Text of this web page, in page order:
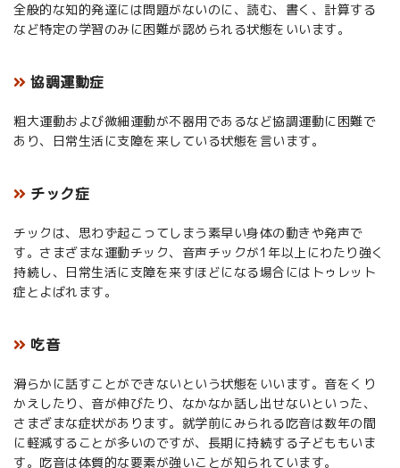
全般的な知的発達には問題がないのに、読む、書く、計算する
など特定の学習のみに困難が認められる状態をいいます。
協調運動症
粗大運動および微細運動が不器用であるなど協調運動に困難で
あり、日常生活に支障を来している状態を言います。
チック症
チックは、思わず起こってしまう素早い身体の動きや発声で
す。さまざまな運動チック、音声チックが1年以上にわたり強く
持続し、日常生活に支障を来すほどになる場合にはトゥレット
症とよばれます。
吃音
滑らかに話すことができないという状態をいいます。音をくり
かえしたり、音が伸びたり、なかなか話し出せないといった、
さまざまな症状があります。就学前にみられる吃音は数年の間
に軽減することが多いのですが、長期に持続する子どももいま
す。吃音は体質的な要素が強いことが知られています。